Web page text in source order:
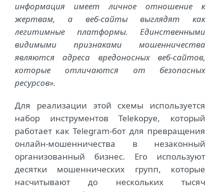
информация имеет личное отношение к
жертвам, а веб-сайты выглядят как
легитимные платформы. Единственными
видимыми признаками мошенничества
являются адреса вредоносных веб-сайтов,
которые отличаются от безопасных
ресурсов».
Для реализации этой схемы используется
набор инструментов Telekopye, который
работает как Telegram-бот для превращения
онлайн-мошенничества в незаконный
организованный бизнес. Его используют
десятки мошеннических групп, которые
насчитывают до нескольких тысяч